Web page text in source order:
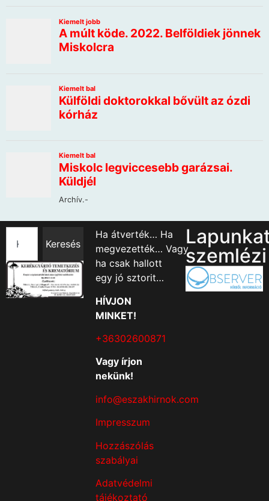
Keresés
Ha átverték… Ha
megvezették… Vagy
ha csak hallott
egy jó sztorit…
HÍVJON
MINKET!
+36302600871
Vagy írjon
nekünk!
info@eszakhirnok.com
Impresszum
Hozzászólás
szabályai
Adatvédelmi
tájékoztató
szemlézi